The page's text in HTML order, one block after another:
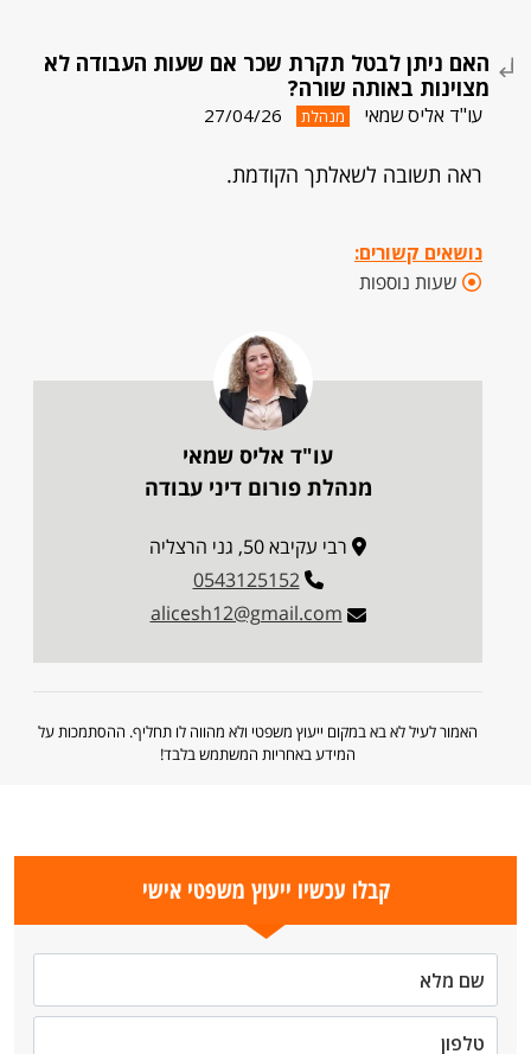
האם ניתן לבטל תקרת שכר אם שעות העבודה לא
מצוינות באותה שורה?
עו"ד אליס שמאי מנהלת 27/04/26
ראה תשובה לשאלתך הקודמת.
נושאים קשורים:
שעות נוספות
עו"ד אליס שמאי
מנהלת פורום דיני עבודה
רבי עקיבא 50, גני הרצליה
0543125152
alicesh12@gmail.com
האמור לעיל לא בא במקום ייעוץ משפטי ולא מהווה לו תחליף. ההסתמכות על
המידע באחריות המשתמש בלבד!
קבלו עכשיו ייעוץ משפטי אישי